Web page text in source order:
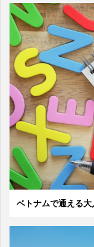
ベトナムで通える